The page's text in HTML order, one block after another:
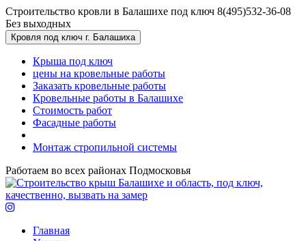
Перейти к основному содержанию
Строительство кровли в Балашихе под ключ 8(495)532-36-08
Без выходных
Кровля под ключ г. Балашиха
Крыша под ключ
цены на кровельные работы
Заказать кровельные работы
Кровельные работы в Балашихе
Стоимость работ
Фасадные работы
Монтаж стропильной системы
Работаем во всех районах Подмосковья
Главная